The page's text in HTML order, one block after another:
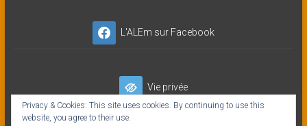
L'ALEm sur Facebook
Vie privée
Privacy & Cookies: This site uses cookies. By continuing to use this
website, you agree to their use.